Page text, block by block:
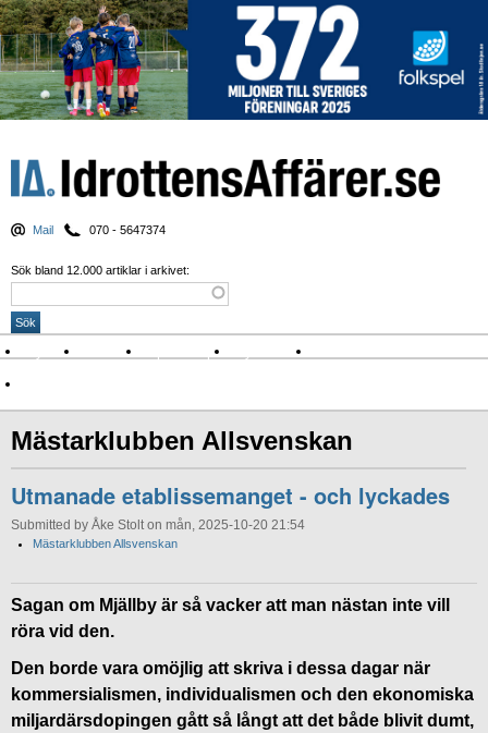
Mail 070 - 5647374
Sök bland 12.000 artiklar i arkivet:
Nyheter Krönikor Sport & spel Nyhetsbrev
Mästarklubben Allsvenskan
Utmanade etablissemanget - och lyckades
Submitted by Åke Stolt on mån, 2025-10-20 21:54
Mästarklubben Allsvenskan
Sagan om Mjällby är så vacker att man nästan inte vill
röra vid den.
Den borde vara omöjlig att skriva i dessa dagar när
kommersialismen, individualismen och den ekonomiska
miljardärsdopingen gått så långt att det både blivit dumt,